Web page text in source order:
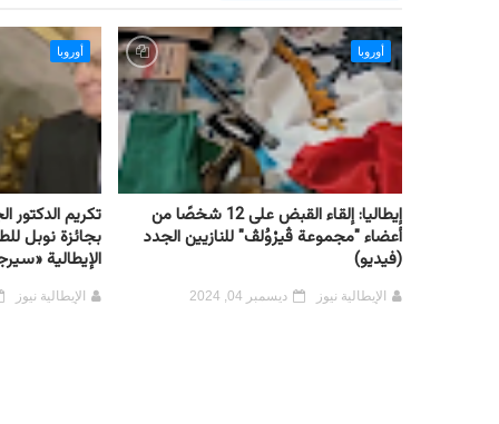
أوروبا
إيطاليا: إلقاء القبض على 12 شخصًا من
أعضاء "مجموعة ڤيرْوُلڤ" للنازيين الجدد
(فيديو)
الإيطالية نيوز ديسمبر 04, 2024
أوروبا
تكريم الدكتور
بجائزة نوبل
الإيطالية
الإيطالية نيوز